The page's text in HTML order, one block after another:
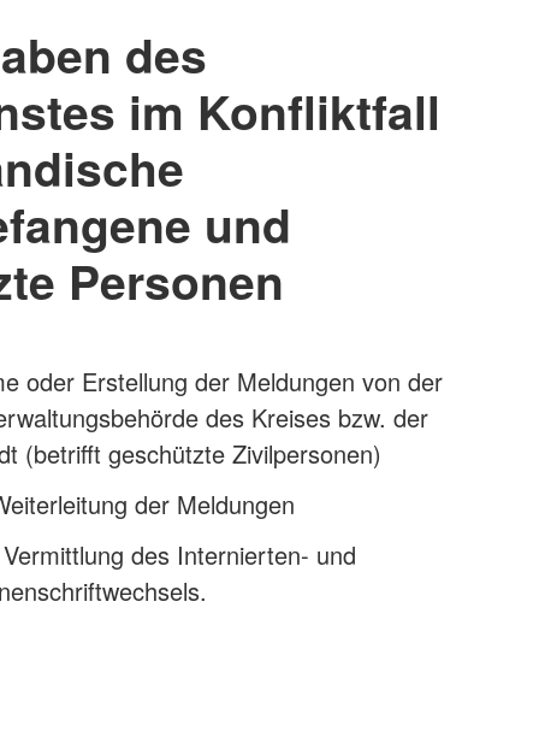
des
im Konfliktfall
und
Personen
oder Erstellung der Meldungen von der
des Kreises bzw. der
(betrifft geschützte Zivilpersonen)
der Meldungen
des Internierten- und